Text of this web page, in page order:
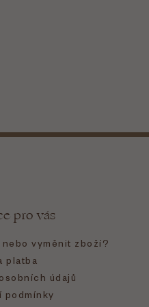
pro vás
vyměnit zboží?
platba
údajů
podmínky